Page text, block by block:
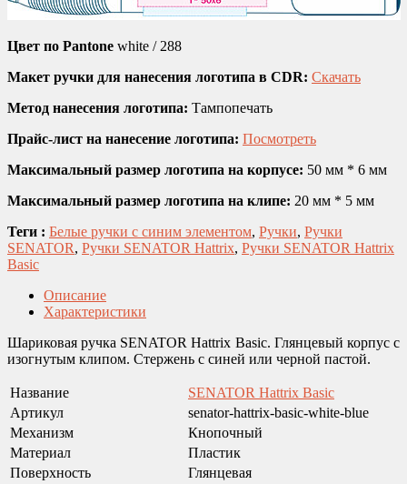
Цвет по Pantone white / 288
Макет ручки для нанесения логотипа в CDR: Скачать
Метод нанесения логотипа: Тампопечать
Прайс-лист на нанесение логотипа: Посмотреть
Максимальный размер логотипа на корпусе: 50 мм * 6 мм
Максимальный размер логотипа на клипе: 20 мм * 5 мм
Теги : Белые ручки с синим элементом, Ручки, Ручки
SENATOR, Ручки SENATOR Hattrix, Ручки SENATOR Hattrix
Basic
Описание
Характеристики
Шариковая ручка SENATOR Hattrix Basic. Глянцевый корпус с
изогнутым клипом. Стержень с синей или черной пастой.
Название
SENATOR Hattrix Basic
Артикул
senator-hattrix-basic-white-blue
Механизм
Кнопочный
Материал
Пластик
Поверхность
Глянцевая